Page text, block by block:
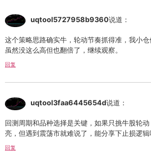
uqtool5727958b9360说道：
这个策略思路确实牛，轮动节奏抓得准，我小
虽然没这么高但也翻倍了，继续观察。
回复
uqtool3faa6445654d说道：
回测周期和品种选择是关键，如果只挑牛股轮
亮，但遇到震荡市就难说了，能分享下止损逻辑
回复